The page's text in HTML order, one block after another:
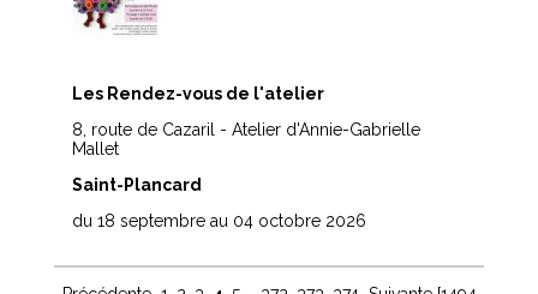
Les Rendez-vous de l'atelier
8, route de Cazaril - Atelier d'Annie-Gabrielle
Mallet
Saint-Plancard
du 18 septembre au 04 octobre 2026